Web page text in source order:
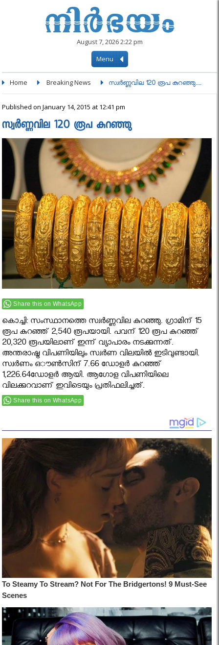
August 7, 2026 2:22 pm
Menu
Home Breaking News സ്വർണ്ണവില 120 രൂപ കുറഞ്ഞു....
Published on January 14, 2015 at 12:41 pm
സ്വർണ്ണവില 120 രൂപ കുറഞ്ഞു
Share this on WhatsApp
കൊച്ചി: സംസ്ഥാനത്തെ സ്വർണ്ണവില കുറഞ്ഞു. ഗ്രാമിന് 15
രൂപ കുറഞ്ഞ് 2,540 രൂപയായി. പവന് 120 രൂപ കുറഞ്ഞ്
20,320 രൂപയിലാണ് ഇന്ന് വ്യാപാരം നടക്കുന്നത്.
അന്തരാഷ്ട്ര വിപണിയിലും സ്വര്‍ണ വിലയില്‍ ഇടിവുണ്ടായി.
സ്വര്‍ണം ഒൗണ്‍സിന് 7.66 ഡോളര്‍ കുറഞ്ഞ്
1,226.64ഡോളര്‍ ആയി. ആഗോള വിപണിയിലെ
വിലക്കുറവാണ് ഇവിടെയും പ്രതിഫലിച്ചത്.
Share this on WhatsApp